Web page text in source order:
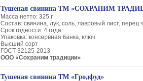
Тушеная свинина ТМ «СОХРАНИМ
Масса нетто: 325 г
Состав: свинина, лук, соль, лавровый лист,
Срок годности: 4 года
Упаковка: консервная банка, ключ
Высший сорт
ГОСТ 32125-2013
ООО «Сохраним традиции»
Тушеная свинина ТМ «Гродфуд»